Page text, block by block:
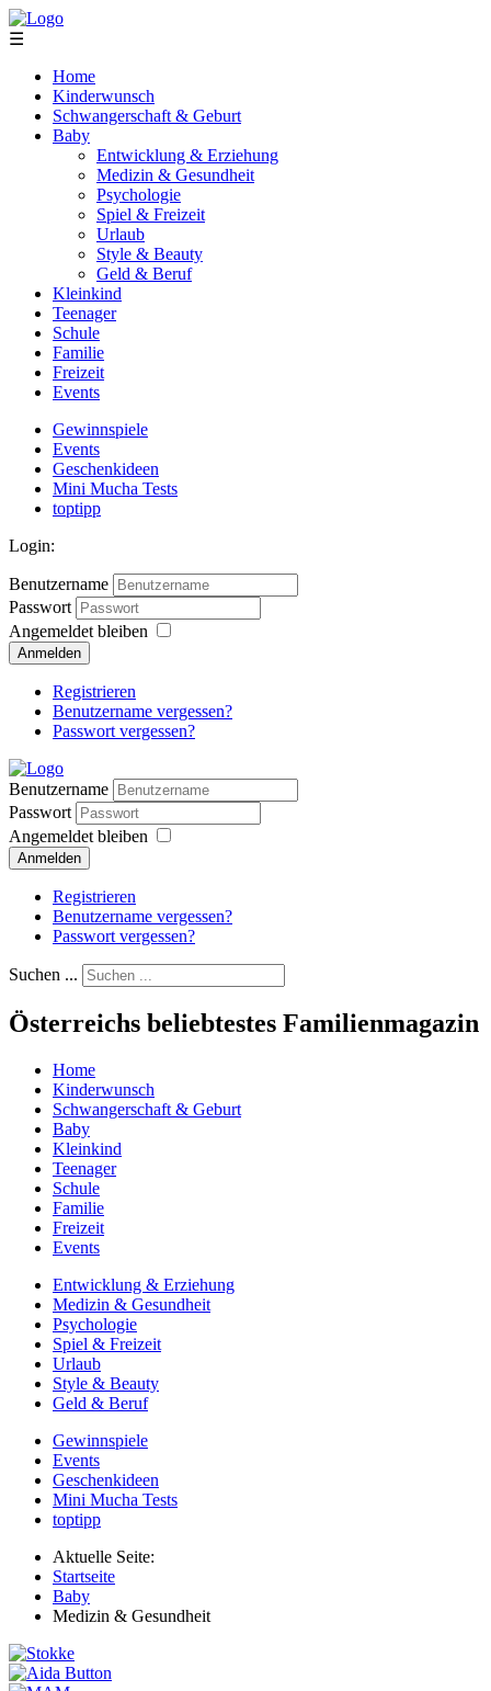
☰
Home
Kinderwunsch
Schwangerschaft & Geburt
Baby
Entwicklung & Erziehung
Medizin & Gesundheit
Psychologie
Spiel & Freizeit
Urlaub
Style & Beauty
Geld & Beruf
Kleinkind
Teenager
Schule
Familie
Freizeit
Events
Gewinnspiele
Events
Geschenkideen
Mini Mucha Tests
toptipp
Login:
Benutzername
Passwort
Angemeldet bleiben
Anmelden
Registrieren
Benutzername vergessen?
Passwort vergessen?
Benutzername
Passwort
Angemeldet bleiben
Anmelden
Registrieren
Benutzername vergessen?
Passwort vergessen?
Suchen ...
Österreichs beliebtestes Familienmagazin
Home
Kinderwunsch
Schwangerschaft & Geburt
Baby
Kleinkind
Teenager
Schule
Familie
Freizeit
Events
Entwicklung & Erziehung
Medizin & Gesundheit
Psychologie
Spiel & Freizeit
Urlaub
Style & Beauty
Geld & Beruf
Gewinnspiele
Events
Geschenkideen
Mini Mucha Tests
toptipp
Aktuelle Seite:
Startseite
Baby
Medizin & Gesundheit